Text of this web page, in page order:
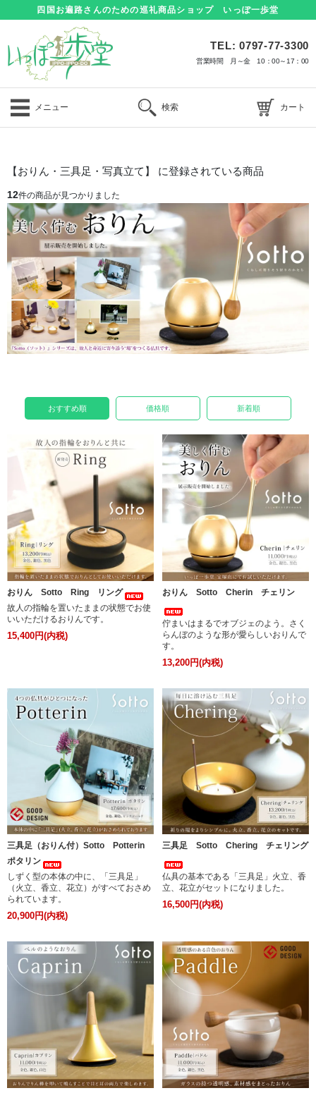
四国お遍路さんのための巡礼商品ショップ いっぽ一歩堂
TEL: 0797-77-3300
営業時間 月～金 10：00～17：00
メニュー 検索 カート
【おりん・三具足・写真立て】 に登録されている商品
12件の商品が見つかりました
おすすめ順 価格順 新着順
おりん Sotto Ring リング
故人の指輪を置いたままの状態でお使
いいただけるおりんです。
15,400円(内税)
おりん Sotto Cherin チェリン
佇まいはまるでオブジェのよう。さく
らんぼのような形が愛らしいおりんで
す。
13,200円(内税)
三具足（おりん付）Sotto Potterin
ポタリン
しずく型の本体の中に、「三具足」
（火立、香立、花立）がすべておさめ
られています。
20,900円(内税)
三具足 Sotto Chering チェリング
仏具の基本である「三具足」火立、香
立、花立がセットになりました。
16,500円(内税)